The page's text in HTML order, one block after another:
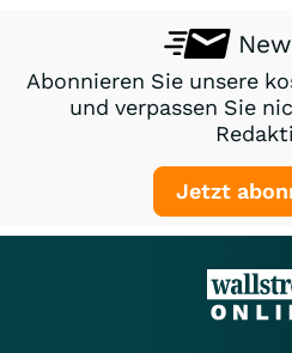
Abonnieren Sie unsere
und verpassen Sie
Jetzt